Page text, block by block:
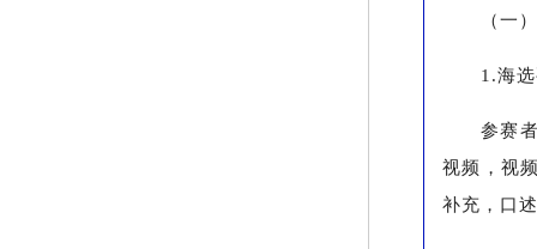
（一
1.海
参赛
视频，视
补充，口